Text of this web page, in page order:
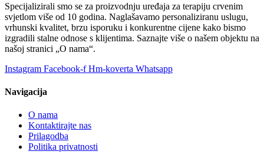
Specijalizirali smo se za proizvodnju uređaja za terapiju crvenim
svjetlom više od 10 godina. Naglašavamo personaliziranu uslugu,
vrhunski kvalitet, brzu isporuku i konkurentne cijene kako bismo
izgradili stalne odnose s klijentima. Saznajte više o našem objektu na
našoj stranici „O nama“.
Instagram Facebook-f Hm-koverta Whatsapp
Navigacija
O nama
Kontaktirajte nas
Prilagodba
Politika privatnosti